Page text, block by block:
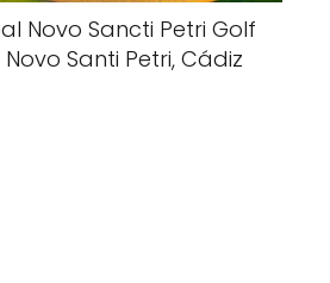
Novo Sancti Petri Golf
Santi Petri, Cádiz